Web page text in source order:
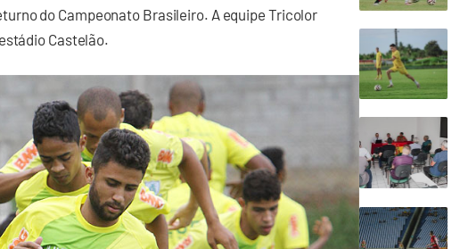
do Campeonato Brasileiro. A equipe Tricolor
Castelão.